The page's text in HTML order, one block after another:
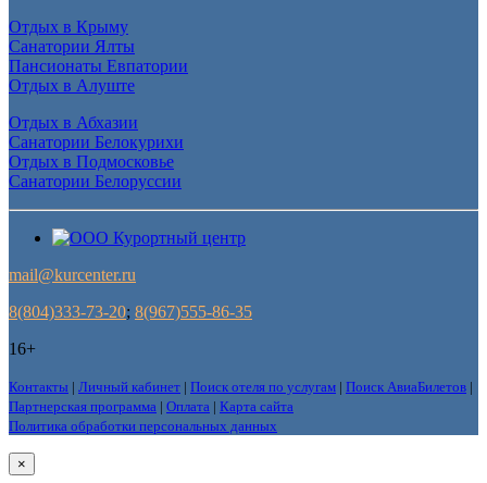
Отдых в Крыму
Санатории Ялты
Пансионаты Евпатории
Отдых в Алуште
Отдых в Абхазии
Санатории Белокурихи
Отдых в Подмосковье
Санатории Белоруссии
mail@kurcenter.ru
8(804)333-73-20; 8(967)555-86-35
16+
Контакты | Личный кабинет | Поиск отеля по услугам | Поиск АвиаБилетов |
Партнерская программа | Оплата | Карта сайта
Политика обработки персональных данных
×